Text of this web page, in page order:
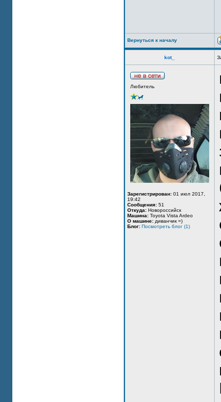
Вернуться к началу
kot_
Любитель
Зарегистрирован: 01 июл 2017,
19:42
Сообщения: 51
Откуда: Новороссийск
Машина: Toyota Vista Ardeo
О машине: диванчик =)
Блог: Посмотреть блог (1)